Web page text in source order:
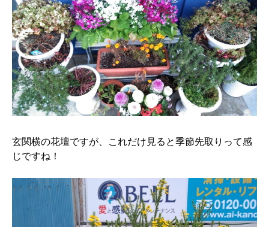
玄関横の花壇ですが、これだけ見ると季節先取りって感
じですね！